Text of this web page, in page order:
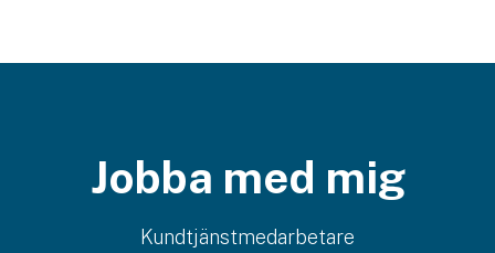
Jobba med mig
Kundtjänstmedarbetare